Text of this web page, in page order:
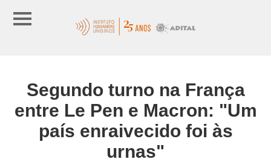
Segundo turno na França
entre Le Pen e Macron: "Um
país enraivecido foi às
urnas"